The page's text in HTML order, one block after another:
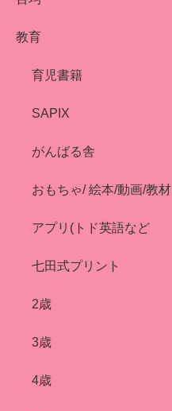
教育
育児書籍
SAPIX
がんばる舎
おもちゃ/ 絵本/動画/教材
アプリ(トド英語など
七田式プリント
2歳
3歳
4歳